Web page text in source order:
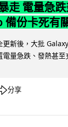
走 電量急
份卡死有
新後，大批
量急跌、發熱甚至
分享